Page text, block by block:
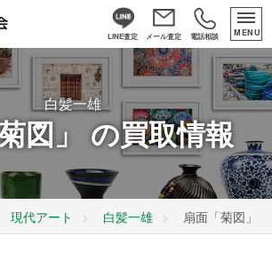
LINE査定 メール査定 電話相談 MENU
白髪一雄
図」 の買取情報
現代アート 白髪一雄 扇面「菊図」